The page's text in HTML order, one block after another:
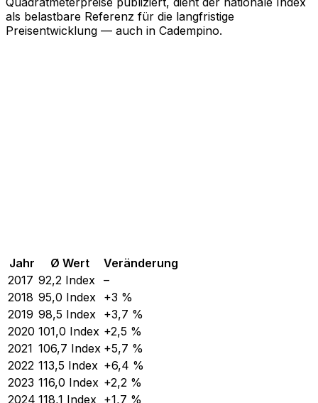
als belastbare Referenz für die langfristige
Preisentwicklung — auch in Cadempino.
Jahr Ø Wert
Veränderung
2017 92,2 Index –
2018 95,0 Index +3 %
2019 98,5 Index +3,7 %
2020 101,0 Index +2,5 %
2021 106,7 Index +5,7 %
2022 113,5 Index +6,4 %
2023 116,0 Index +2,2 %
2024 118,1 Index +1,7 %